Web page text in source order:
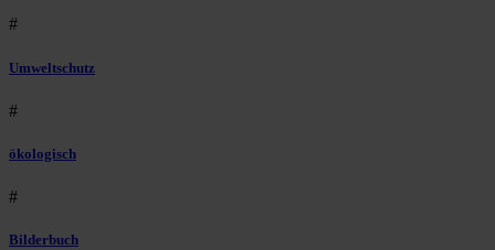
#
Umweltschutz
#
ökologisch
#
Bilderbuch